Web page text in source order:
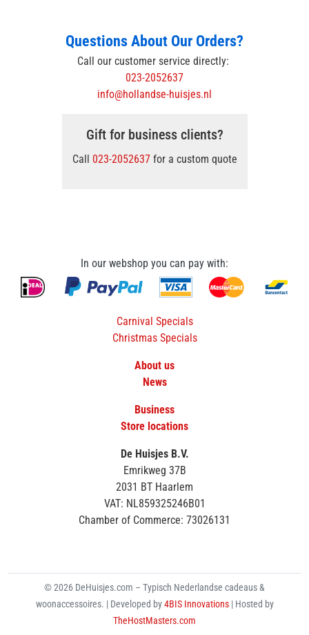
Questions About Our Orders?
Call our customer service directly:
023-2052637
info@hollandse-huisjes.nl
Gift for business clients?
Call 023-2052637for a custom quote
In our webshop you can pay with:
Carnival Specials
Christmas Specials
About us
News
Business
Store locations
De Huisjes B.V.
Emrikweg 37B
2031 BT Haarlem
VAT: NL859325246B01
Chamber of Commerce: 73026131
© 2026 DeHuisjes.com – Typisch Nederlandse cadeaus &
woonaccessoires. | Developed by4BIS Innovations | Hosted by
TheHostMasters.com